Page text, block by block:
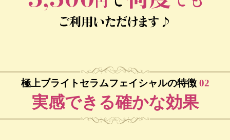
極上ブライトセラムフェイシャルの特徴02
実感できる確かな効果